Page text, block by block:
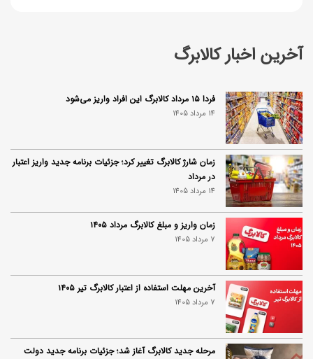
آخرین اخبار کالابرگ
فردا ۱۵ مرداد کالابرگ این افراد واریز می‌شود
14 مرداد 1405
زمان شارژ کالابرگ تغییر کرد؛ جزئیات برنامه جدید واریز اعتبار
در مرداد
14 مرداد 1405
زمان واریز و مبلغ کالابرگ مرداد ۱۴۰۵
7 مرداد 1405
آخرین مهلت استفاده از اعتبار کالابرگ تیر ۱۴۰۵
7 مرداد 1405
مرحله جدید کالابرگ آغاز شد؛ جزئیات برنامه جدید دولت